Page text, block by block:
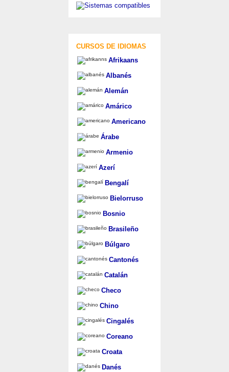
CURSOS DE IDIOMAS
Afrikaans
Albanés
Alemán
Amárico
Americano
Árabe
Armenio
Azerí
Bengalí
Bielorruso
Bosnio
Brasileño
Búlgaro
Cantonés
Catalán
Checo
Chino
Cingalés
Coreano
Croata
Danés